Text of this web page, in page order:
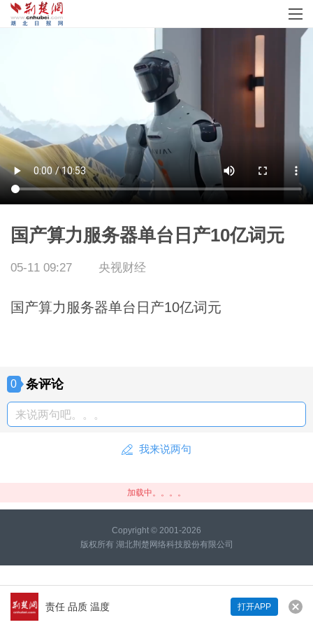
责任 品质 温度 打开APP
国产算力服务器单台日产10亿词元
05-11 09:27 央视财经
国产算力服务器单台日产10亿词元
0 条评论
来说两句吧。。。
我来说两句
加载中。。。。
Copyright © 2001-2026
版权所有 湖北荆楚网络科技股份有限公司